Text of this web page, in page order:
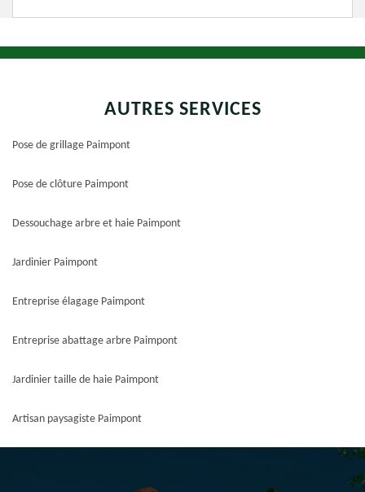
AUTRES SERVICES
Pose de grillage Paimpont
Pose de clôture Paimpont
Dessouchage arbre et haie Paimpont
Jardinier Paimpont
Entreprise élagage Paimpont
Entreprise abattage arbre Paimpont
Jardinier taille de haie Paimpont
Artisan paysagiste Paimpont